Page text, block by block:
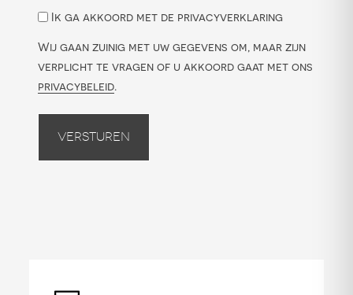
Ik ga akkoord met de privacyverklaring
Wij gaan zuinig met uw gegevens om, maar zijn
verplicht te vragen of u akkoord gaat met ons
privacybeleid.
Versturen